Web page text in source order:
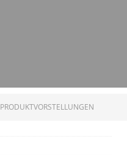
PRODUKTVORSTELLUNGEN